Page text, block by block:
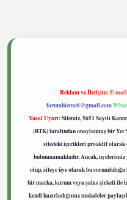
Reklam ve İletişim:E-
forumhizmeti@gmail.com
Yasal Uyarı:Sitemiz, 5651 Sayılı
(BTK) tarafından onaylanmış bir Yer
sitedeki içerikleri proaktif olarak
bulunmamaktadır. Ancak,
olup, siteye üye olarak bu
bir marka, kurum veya şahıs şirketi ile
kendi hazırladığımız makaleler